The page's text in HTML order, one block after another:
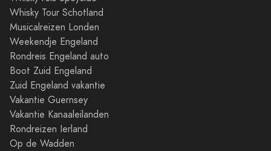
Whisky Tour Schotland
Musicalreizen Londen
Weekendje Engeland
Rondreis Engeland auto
Boot Zuid Engeland
Zuid Engeland vakantie
Vakantie Guernsey
Vakantie Kanaaleilanden
Rondreizen Ierland
Op de Wadden